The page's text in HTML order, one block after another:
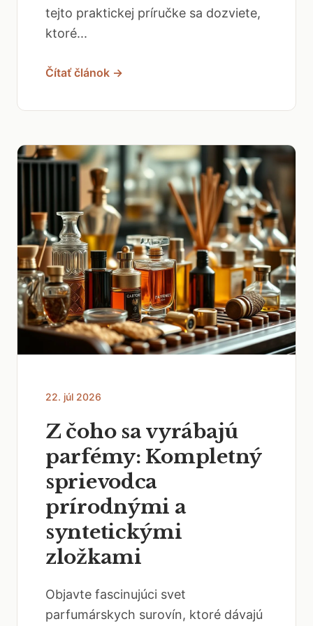
tejto praktickej príručke sa dozviete,
ktoré...
Čítať článok →
22. júl 2026
Z čoho sa vyrábajú
parfémy: Kompletný
sprievodca
prírodnými a
syntetickými
zložkami
Objavte fascinujúci svet
parfumárskych surovín, ktoré dávajú